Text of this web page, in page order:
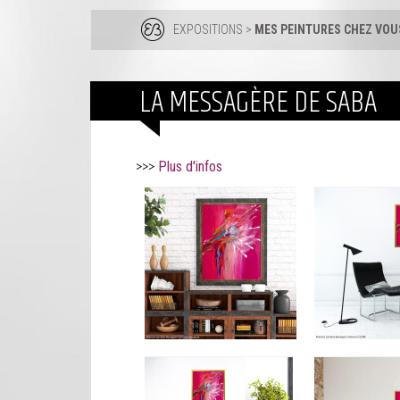
EXPOSITIONS > MES PEINTURES CHEZ
LA MESSAGÈRE DE SABA
>>> Plus d'infos